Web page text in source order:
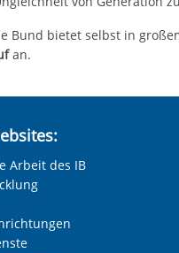
Bund bietet selbst in
an.
Arbeit des IB